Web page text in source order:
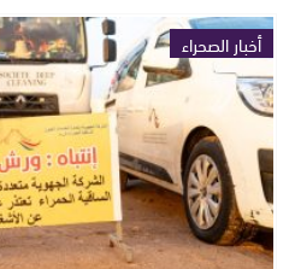
أخبار الصحراء